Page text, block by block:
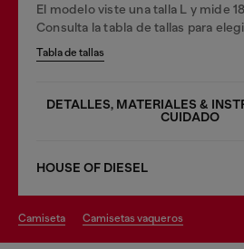
El modelo viste una talla L y mide
Consulta la tabla de tallas para
Tabla de tallas
DETALLES, MATERIALES &
CUIDADO
HOUSE OF DIESEL
camiseta camisetas vaqueros